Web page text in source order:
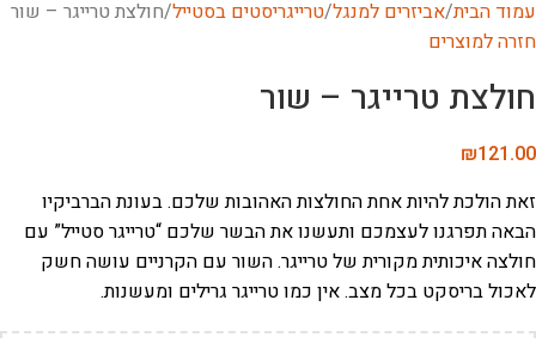
עמוד הבית אביזרים למנגל טרייגריסטים בסטייל חולצת טרייגר – שור
חזרה למוצרים
חולצת טרייגר – שור
₪121.00
זאת הולכת להיות אחת החולצות האהובות שלכם. בעונת הברביקיו
הבאה תפרגנו לעצמכם ותעשנו את הבשר שלכם “טרייגר סטייל” עם
חולצה איכותית מקורית של טרייגר. השור עם הקרניים עושה חשק
לאכול בריסקט בכל מצב. אין כמו טרייגר גרילים ומעשנות.